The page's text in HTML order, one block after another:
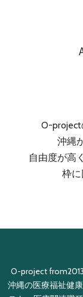
O-project
沖縄
自由度が高
枠に
O-project
沖縄の医療福祉健